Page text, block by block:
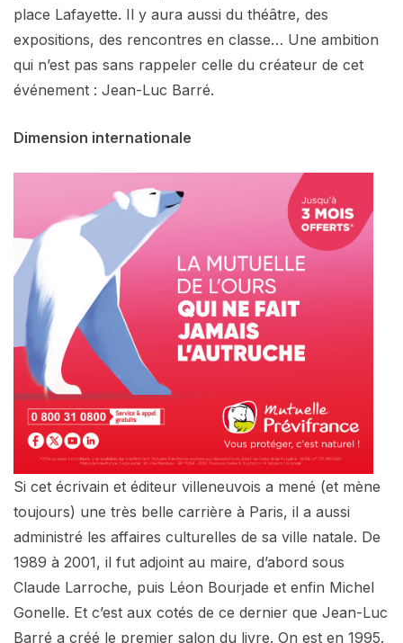
place Lafayette. Il y aura aussi du théâtre, des
expositions, des rencontres en classe… Une ambition
qui n’est pas sans rappeler celle du créateur de cet
événement : Jean-Luc Barré.
Dimension internationale
Si cet écrivain et éditeur villeneuvois a mené (et mène
toujours) une très belle carrière à Paris, il a aussi
administré les affaires culturelles de sa ville natale. De
1989 à 2001, il fut adjoint au maire, d’abord sous
Claude Larroche, puis Léon Bourjade et enfin Michel
Gonelle. Et c’est aux cotés de ce dernier que Jean-Luc
Barré a créé le premier salon du livre. On est en 1995.